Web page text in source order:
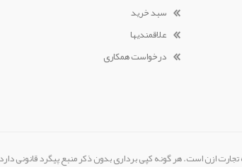
سبد خرید
علاقمندیها
درخواست همکاری
ازن است. هر گونه کپی برداری بدون ذکر منبع پیگرد قانونی